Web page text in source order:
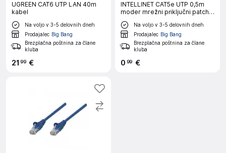
UGREEN CAT6 UTP LAN 40m
kabel
Na voljo v 3-5 delovnih dneh
Prodajalec Big Bang
Brezplačna poštnina za člane
kluba
21 99 €
INTELLINET CAT5e UTP 0,5m
moder mrežni priključni patch
kabel
Na voljo v 3-5 delovnih dneh
Prodajalec Big Bang
Brezplačna poštnina za člane
kluba
0 99 €